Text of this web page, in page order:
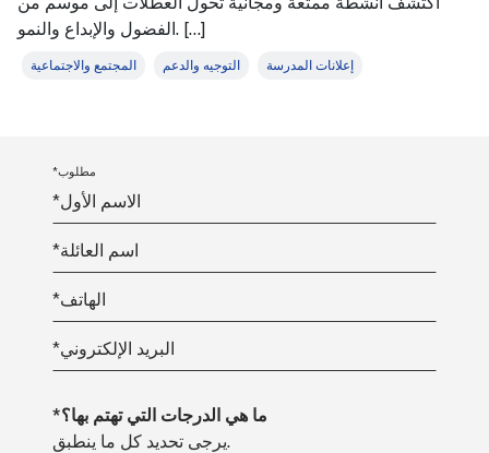
الفضول والإبداع والنمو. […]
المجتمع والاجتماعية التوجيه والدعم إعلانات المدرسة
*مطلوب
*الاسم الأول
*اسم العائلة
*الهاتف
*البريد الإلكتروني
*ما هي الدرجات التي تهتم بها؟
يرجى تحديد كل ما ينطبق.